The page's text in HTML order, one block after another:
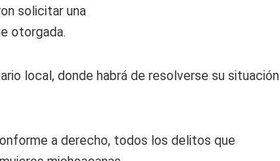
solicitar una
otorgada.
local, donde habrá de resolverse su situación
a derecho, todos los delitos que